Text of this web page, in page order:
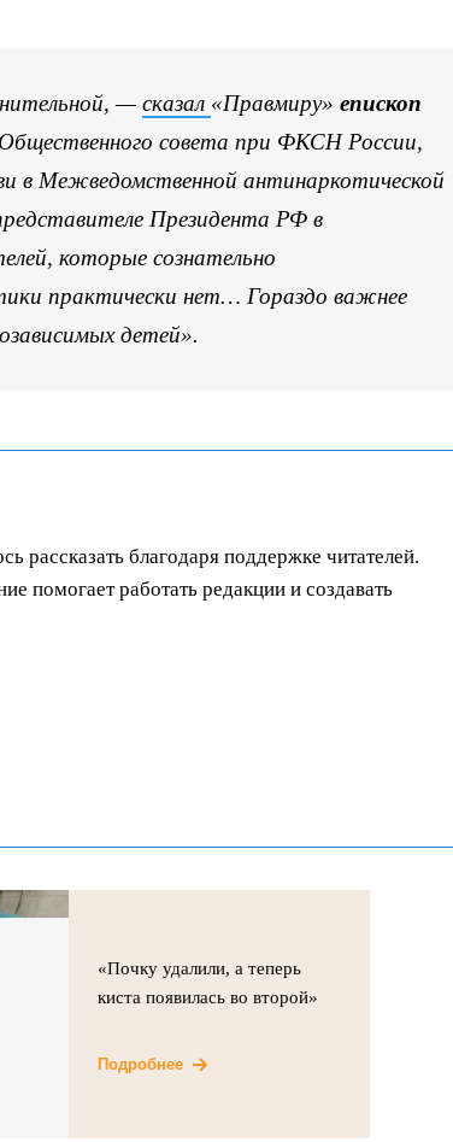
— сказал «Правмиру» епископ
совета при ФКСН России,
в Межведомственной антинаркотической
Президента РФ в
которые сознательно
практически нет… Гораздо важнее
детей».
рассказать благодаря поддержке читателей.
помогает работать редакции и создавать
«Почку удалили, а теперь
киста появилась во второй»
Подробнее